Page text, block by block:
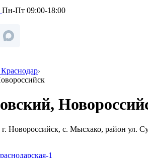
Пн-Пт 09:00-18:00
Новороссийск, с. Мысхако, район ул.
1